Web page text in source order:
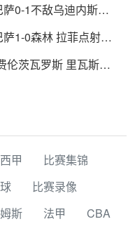
0-1不敌乌迪内斯无
1-0森林 拉菲点射费
伦茨瓦罗斯 里瓦斯建
西甲
比赛集锦
比赛录像
斯 法甲
CBA